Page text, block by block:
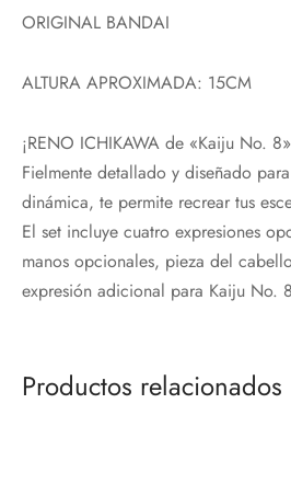
ORIGINAL BANDAI
ALTURA APROXIMADA: 15CM
¡RENO ICHIKAWA de «Kaiju No.
Fielmente detallado y diseñado
dinámica, te permite recrear tus
El set incluye cuatro expresiones
manos opcionales, pieza del
expresión adicional para Kaiju No. 8
Productos relacionados